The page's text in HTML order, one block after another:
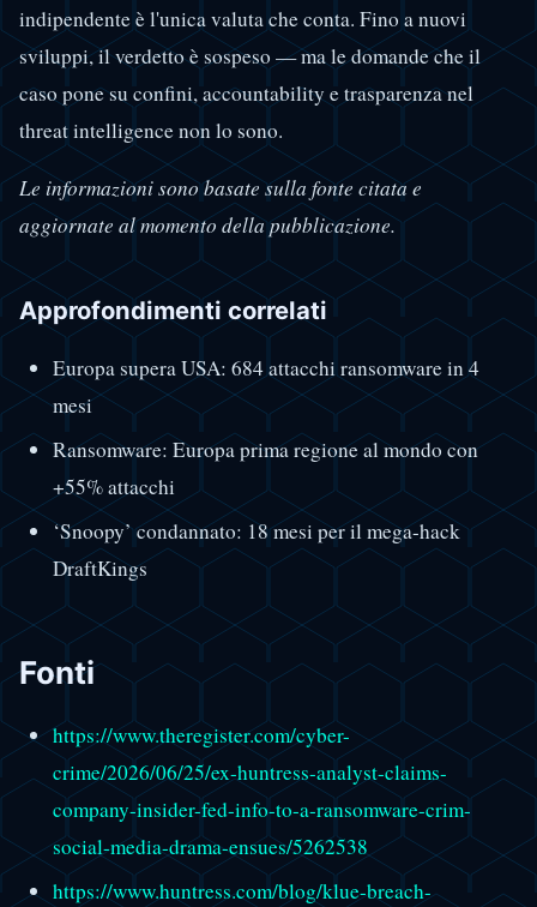
indipendente è l'unica valuta che conta. Fino a nuovi
sviluppi, il verdetto è sospeso — ma le domande che il
caso pone su confini, accountability e trasparenza nel
threat intelligence non lo sono.
Le informazioni sono basate sulla fonte citata e
aggiornate al momento della pubblicazione.
Approfondimenti correlati
Europa supera USA: 684 attacchi ransomware in 4
mesi
Ransomware: Europa prima regione al mondo con
+55% attacchi
‘Snoopy’ condannato: 18 mesi per il mega-hack
DraftKings
Fonti
https://www.theregister.com/cyber-
crime/2026/06/25/ex-huntress-analyst-claims-
company-insider-fed-info-to-a-ransomware-crim-
social-media-drama-ensues/5262538
https://www.huntress.com/blog/klue-breach-